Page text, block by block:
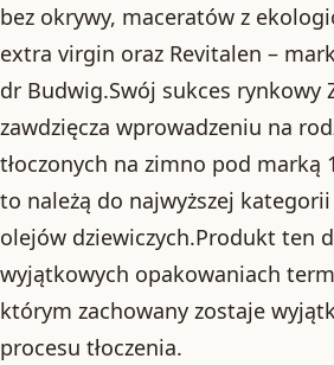
bez okrywy, maceratów z
extra virgin oraz Revitalen –
dr Budwig.Swój sukces rynkowy
zawdzięcza wprowadzeniu na
tłoczonych na zimno pod marką
to należą do najwyższej
olejów dziewiczych.Produkt ten
wyjątkowych opakowaniach
którym zachowany zostaje
procesu tłoczenia.